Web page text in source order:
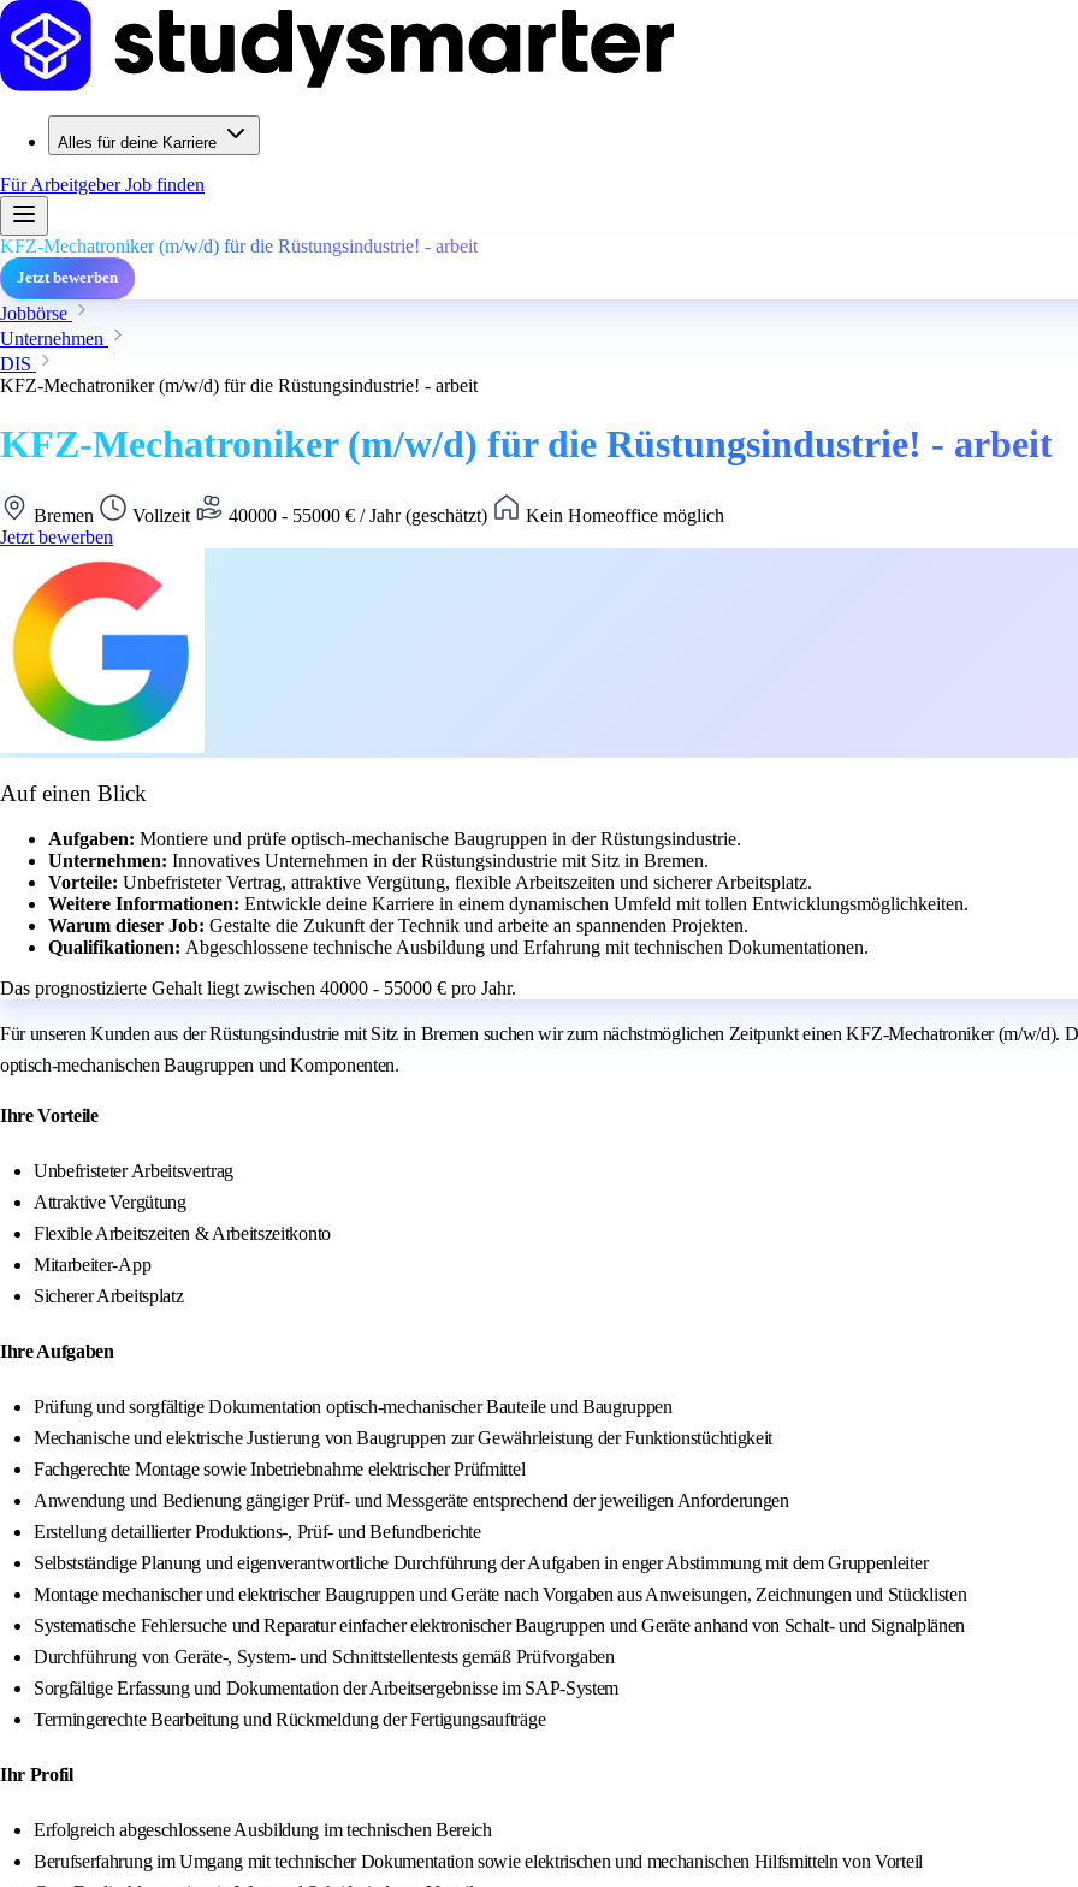
Alles für deine Karriere
Für ArbeitgeberJob finden
KFZ-Mechatroniker (m/w/d) für die Rüstungsindustrie! - arbeit
Jetzt bewerben
Jobbörse
Unternehmen
DIS
KFZ-Mechatroniker (m/w/d) für die Rüstungsindustrie! - arbeit
KFZ-Mechatroniker (m/w/d) für die Rüstungsindustrie! - arbeit
Bremen Vollzeit 40000 - 55000 € / Jahr (geschätzt)
Kein Homeoffice möglich
Jetzt bewerben
Auf einen Blick
Aufgaben: Montiere und prüfe optisch-mechanische Baugruppen in der Rüstungsindustrie.
Unternehmen: Innovatives Unternehmen in der Rüstungsindustrie mit Sitz in Bremen.
Vorteile: Unbefristeter Vertrag, attraktive Vergütung, flexible Arbeitszeiten und sicherer Arbeitsplatz.
Weitere Informationen: Entwickle deine Karriere in einem dynamischen Umfeld mit tollen Entwicklungsmöglichkeiten.
Warum dieser Job: Gestalte die Zukunft der Technik und arbeite an spannenden Projekten.
Qualifikationen: Abgeschlossene technische Ausbildung und Erfahrung mit technischen Dokumentationen.
Das prognostizierte Gehalt liegt zwischen 40000 - 55000 € pro Jahr.
Für unseren Kunden aus der Rüstungsindustrie mit Sitz in Bremen suchen wir zum nächstmöglichen Zeitpunkt einen KFZ-Mechatroniker (m/w/
optisch-mechanischen Baugruppen und Komponenten.
Ihre Vorteile
Unbefristeter Arbeitsvertrag
Attraktive Vergütung
Flexible Arbeitszeiten & Arbeitszeitkonto
Mitarbeiter-App
Sicherer Arbeitsplatz
Ihre Aufgaben
Prüfung und sorgfältige Dokumentation optisch-mechanischer Bauteile und Baugruppen
Mechanische und elektrische Justierung von Baugruppen zur Gewährleistung der Funktionstüchtigkeit
Fachgerechte Montage sowie Inbetriebnahme elektrischer Prüfmittel
Anwendung und Bedienung gängiger Prüf- und Messgeräte entsprechend der jeweiligen Anforderungen
Erstellung detaillierter Produktions-, Prüf- und Befundberichte
Selbstständige Planung und eigenverantwortliche Durchführung der Aufgaben in enger Abstimmung mit dem Gruppenleiter
Montage mechanischer und elektrischer Baugruppen und Geräte nach Vorgaben aus Anweisungen, Zeichnungen und Stücklisten
Systematische Fehlersuche und Reparatur einfacher elektronischer Baugruppen und Geräte anhand von Schalt- und Signalplänen
Durchführung von Geräte-, System- und Schnittstellentests gemäß Prüfvorgaben
Sorgfältige Erfassung und Dokumentation der Arbeitsergebnisse im SAP-System
Termingerechte Bearbeitung und Rückmeldung der Fertigungsaufträge
Ihr Profil
Erfolgreich abgeschlossene Ausbildung im technischen Bereich
Berufserfahrung im Umgang mit technischer Dokumentation sowie elektrischen und mechanischen Hilfsmitteln von Vorteil